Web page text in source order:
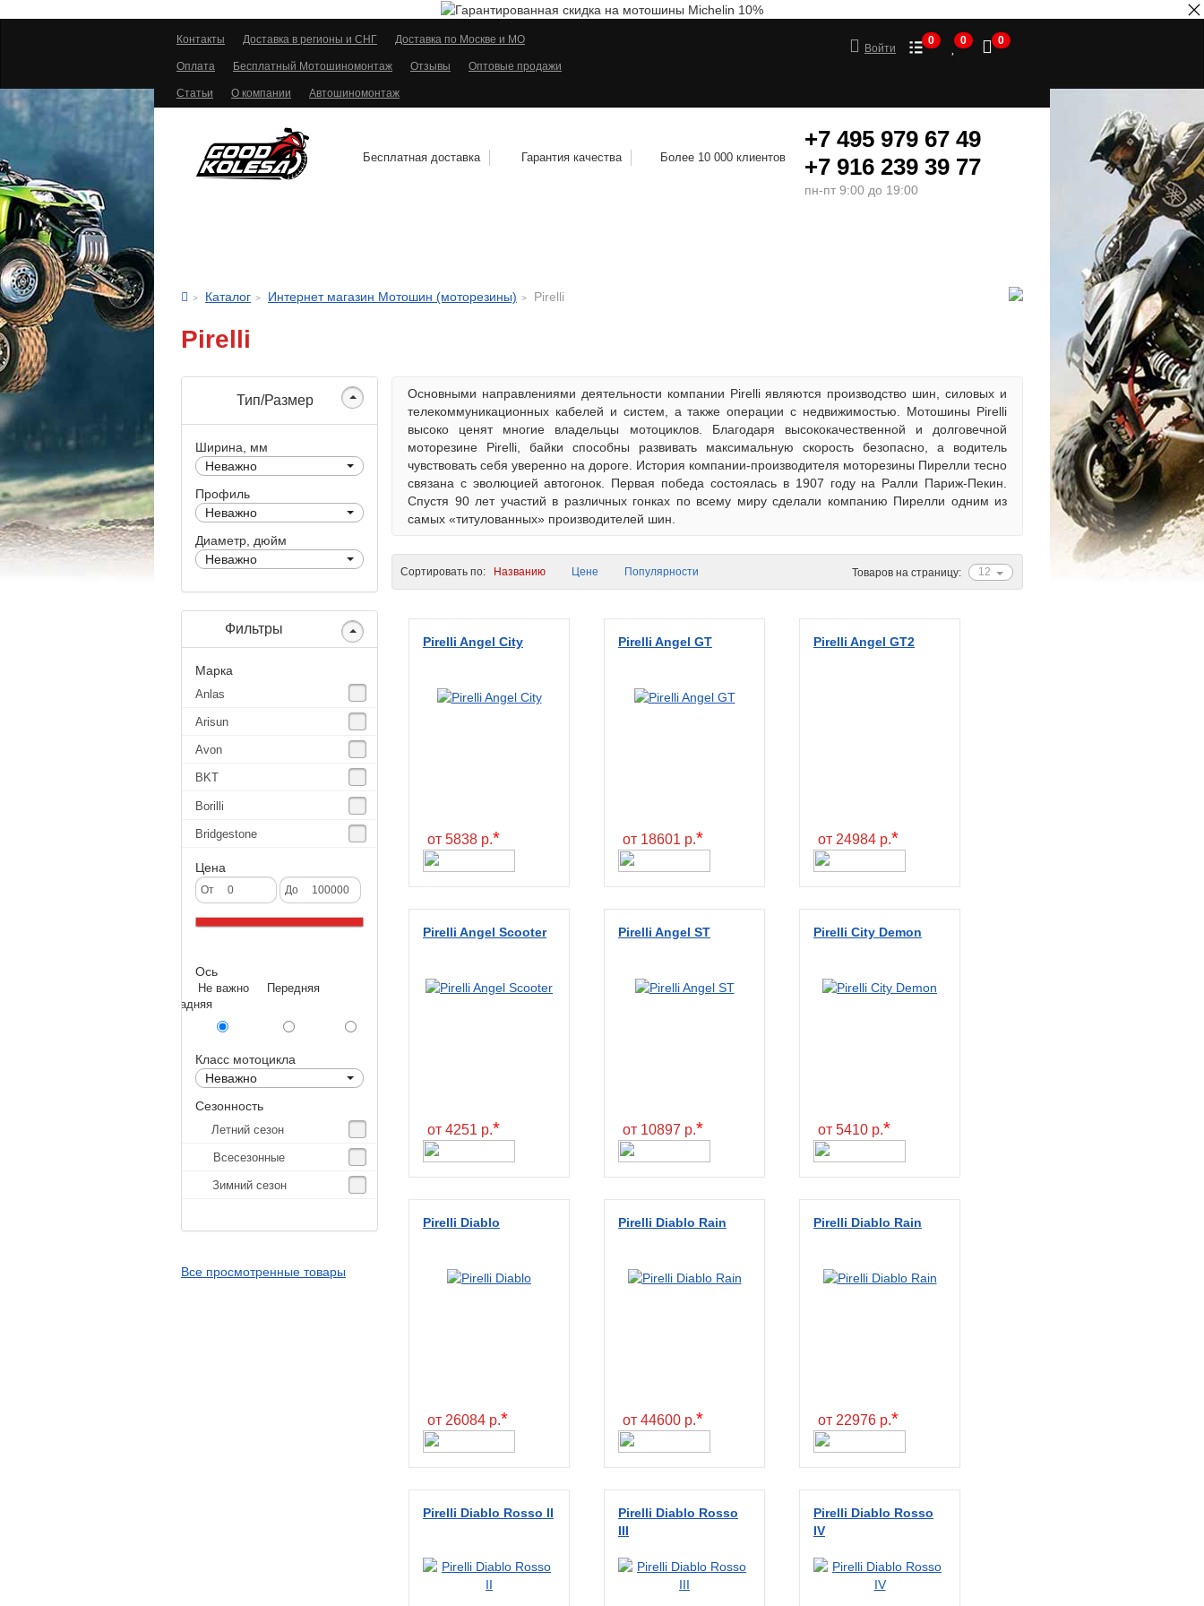
Контакты Доставка в регионы и СНГ Доставка по Москве и МО
Оплата Бесплатный Мотошиномонтаж Отзывы Оптовые продажи
Статьи О компании Автошиномонтаж
Войти
0 0 0
Бесплатная доставка Гарантия качества Более 10 000 клиентов
+7 495 979 67 49
+7 916 239 39 77
пн-пт 9:00 до 19:00
Каталог Интернет магазин Мотошин (моторезины) Pirelli
Pirelli
Тип/Размер
Ширина, мм
Неважно
Профиль
Неважно
Диаметр, дюйм
Неважно
Фильтры
Марка
Anlas
Arisun
Avon
BKT
Borilli
Bridgestone
Continental
CST
Deestone
Excel
Forerunner
GoldenTyre
Gummy
Heidenau
IRC
Maxxis
Цена
От До
Ось
Не важно Передняя
Задняя
Класс мотоцикла
Неважно
Сезонность
Летний сезон
Всесезонные
Зимний сезон
Все просмотренные товары
Основными направлениями деятельности компании Pirelli являются производство шин, силовых и
телекоммуникационных кабелей и систем, а также операции с недвижимостью. Мотошины Pirelli
высоко ценят многие владельцы мотоциклов. Благодаря высококачественной и долговечной
моторезине Pirelli, байки способны развивать максимальную скорость безопасно, а водитель
чувствовать себя уверенно на дороге. История компании-производителя моторезины Пирелли тесно
связана с эволюцией автогонок. Первая победа состоялась в 1907 году на Ралли Париж-Пекин.
Спустя 90 лет участий в различных гонках по всему миру сделали компанию Пирелли одним из
самых «титулованных» производителей шин.
12
Товаров на страницу:
Сортировать по: Названию Цене Популярности
Pirelli Angel City
от 5838 р.*
Pirelli Angel GT
от 18601 р.*
Pirelli Angel GT2
от 24984 р.*
Pirelli Angel Scooter
от 4251 р.*
Pirelli Angel ST
от 10897 р.*
Pirelli City Demon
от 5410 р.*
Pirelli Diablo
от 26084 р.*
Pirelli Diablo Rain
от 44600 р.*
Pirelli Diablo Rain
от 22976 р.*
Pirelli Diablo Rosso II
Pirelli Diablo Rosso
III
Pirelli Diablo Rosso
IV